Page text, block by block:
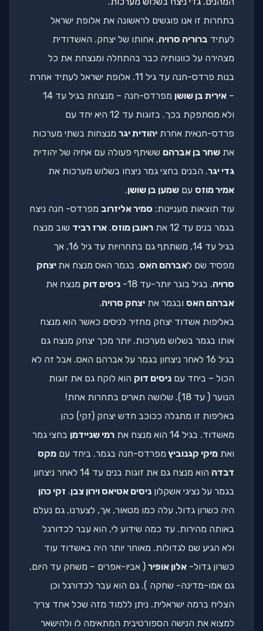
בתחרות זו אנו פוגשים לראשונה את אלופת ישראל
לעתיד ברוריה סרויה, אחותו של יצחק. האשדודית
מצהירה על כוונותיה כבר בהתחלה ומנצחת את כל
בנות פרדס-חנה עד גיל 11. אלופת ישראל לעתיד אחרת
– אירית בן שושן
מפרדס-חנה – מנצחת בגיל עד 14
ולא מסתפקת בכך. בזוגות עד 12 היא יחד עם
פרדס-חנאית אחרת יהודית יגר מנצחות בשתי מערכות
את שחר בן אברהם ששיתף פעולה עם אחיה של יהודית
גדי יגר. הבנים בחצי גמר ניצחו בשלוש מערכות את
אמיר מוזס עם שמען בן שושן.
עוד תוצאות מעניינות: סמיר אליזרוב מפרדס- חנה ניצח
בגמר בנים עד 12 את
ראובן מוזס. ארז רביד שוב מנצח
בגיל עד 14, משתתף גם בתחרויות עד גיל 16, אך
מפסיד שם לאברהם האס. בגמר האס מנצח את יצחק
סרויה. בגיל בוגר יותר-עד 18- ניסים דוק מנצח את
אברהם האס ובגמר את יצחק סרויה.
באליפות אשדוד יצחק מחזיר לניסים כאשר הוא מנצח
אותו בגמר בשלוש מערכות. יותר מכך יצחק מנצח גם
בגיל 16 לאחר ניצחון בגמר על אברהם האס. אבל זה לא
הכול – ביחד עם ניסים דוק הוא לוקח גם את זוגות
הנוער ( עד 18). שלושה תארים בתחרות אחת!
באליפות זו מתגלה ככוכב חדש יצחק (זקי) כהן
מאשדוד. בגיל 14 הוא מנצח את
רמי שניידמן בחצי גמר
ואת מיקי קגנוביץ מפרדס-חנה בגמר. ביחד עם מקס
דבדה
הוא מנצח גם את זוגות בנים עד 14 לאחר ניצחון
בגמר על נציגי אשקלון ניסים אטיאס וירון צבן. זקי כהן
היה כשרון גדול, עלה כמו מטאור, אך, לצערנו, גם נעלם
באותה מהירות. עד כמה שידוע לי, הוא עבר לכדורגל
ולא הגיע שם לגדולות. מאוחר יותר היה באשדוד עוד
כשרון גדול- אלון אופיר ( אביו-אפרים – משחק עד היום,
גם אמו-מדינה- שחקה ). גם הוא עבר לכדורגל וכן
הצליח ברמה ישראלית. ניתן ללמוד מזה שכל אחד צריך
למצוא את הנישה הספורטיבית המתאימה לו ולהישאר